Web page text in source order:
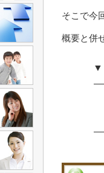
そこで今
概要と併
▼